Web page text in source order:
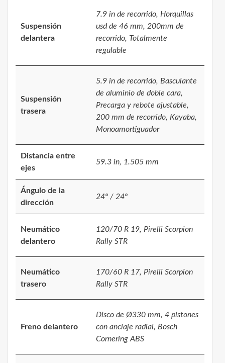
Suspensión
delantera
7.9 in de recorrido, Horquillas
usd de 46 mm, 200mm de
recorrido, Totalmente
regulable
Suspensión
trasera
5.9 in de recorrido, Basculante
de aluminio de doble cara,
Precarga y rebote ajustable,
200 mm de recorrido, Kayaba,
Monoamortiguador
Distancia entre
ejes
59.3 in, 1.505 mm
Ángulo de la
dirección
24º / 24º
Neumático
delantero
120/70 R 19, Pirelli Scorpion
Rally STR
Neumático
trasero
170/60 R 17, Pirelli Scorpion
Rally STR
Freno delantero
Disco de Ø330 mm, 4 pistones
con anclaje radial, Bosch
Cornering ABS